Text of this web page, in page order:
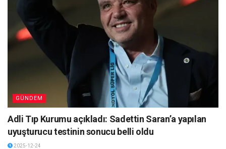
GÜNDEM
Adli Tıp Kurumu açıkladı: Sadettin Saran’a yapılan
uyuşturucu testinin sonucu belli oldu
2025-12-24